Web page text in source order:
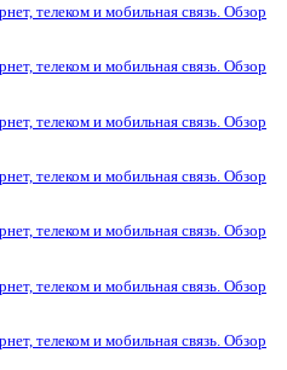
телеком и мобильная связь. Обзор
телеком и мобильная связь. Обзор
телеком и мобильная связь. Обзор
телеком и мобильная связь. Обзор
телеком и мобильная связь. Обзор
телеком и мобильная связь. Обзор
телеком и мобильная связь. Обзор